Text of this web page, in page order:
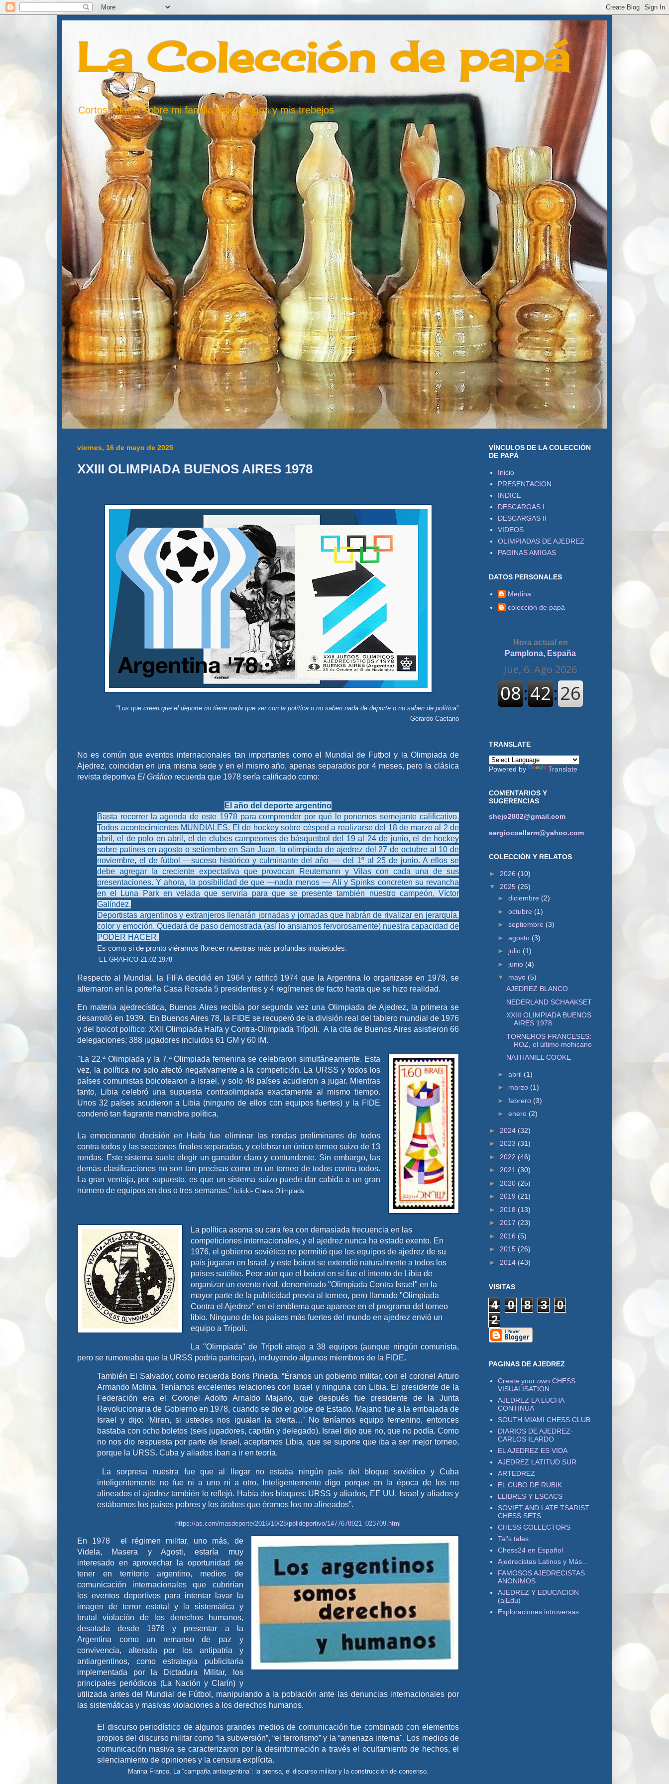
La Colección de papá
Cortos relatos sobre mi familia, mis amigos y mis trebejos
viernes, 16 de mayo de 2025
XXIII OLIMPIADA BUENOS AIRES 1978
"Los que creen que el deporte no tiene nada que ver con la política o no saben nada de deporte o no saben de política"
Gerardo Caetano
No es común que eventos internacionales tan importantes como el Mundial de Futbol y la Olimpiada de
Ajedrez, coincidan en una misma sede y en el mismo año, apenas separados por 4 meses, pero la clásica
revista deportiva El Gráfico recuerda que 1978 sería calificado como:
El año del deporte argentino
Basta recorrer la agenda de este 1978 para comprender por qué le ponemos semejante calificativo.
Todos acontecimientos MUNDIALES. El de hockey sobre césped a realizarse del 18 de marzo al 2 de
abril, el de polo en abril, el de clubes campeones de básquetbol del 19 al 24 de junio, el de hockey
sobre patines en agosto o setiembre en San Juan, la olimpíada de ajedrez del 27 de octubre al 10 de
noviembre, el de fútbol —suceso histórico y culminante del año — del 1º al 25 de junio. A ellos se
debe agregar la creciente expectativa que provocan Reutemann y Vilas con cada una de sus
presentaciones. Y ahora, la posibilidad de que —nada menos — Alí y Spinks concreten su revancha
en el Luna Park en velada que serviría para que se presente también nuestro campeón, Víctor
Galíndez.
Deportistas argentinos y extranjeros llenarán jornadas y jomadas que habrán de rivalizar en jerarquía,
color y emoción. Quedará de paso demostrada (así lo ansiamos fervorosamente) nuestra capacidad de
PODER HACER.
Es como si de pronto viéramos florecer nuestras más profundas inquietudes.
EL GRAFICO 21.02.1978
Respecto al Mundial, la FIFA decidió en 1964 y ratificó 1974 que la Argentina lo organizase en 1978, se
alternaron en la porteña Casa Rosada 5 presidentes y 4 regímenes de facto hasta que se hizo realidad.
En materia ajedrecística, Buenos Aires recibía por segunda vez una Olimpiada de Ajedrez, la primera se
desarrolló en 1939. En Buenos Aires 78, la FIDE se recuperó de la división real del tablero mundial de 1976
y del boicot político: XXII Olimpiada Haifa y Contra-Olimpiada Trípoli. A la cita de Buenos Aires asistieron 66
delegaciones; 388 jugadores incluidos 61 GM y 60 IM.
"La 22.ª Olimpiada y la 7.ª Olimpiada femenina se celebraron simultáneamente. Esta
vez, la política no solo afectó negativamente a la competición. La URSS y todos los
países comunistas boicotearon a Israel, y solo 48 países acudieron a jugar. Mientras
tanto, Libia celebró una supuesta contraolimpiada exactamente al mismo tiempo.
Unos 32 países acudieron a Libia (ninguno de ellos con equipos fuertes) y la FIDE
condenó tan flagrante maniobra política.
La emocionante decisión en Haifa fue eliminar las rondas preliminares de todos
contra todos y las secciones finales separadas, y celebrar un único torneo suizo de 13
rondas. Este sistema suele elegir un ganador claro y contundente. Sin embargo, las
demás clasificaciones no son tan precisas como en un torneo de todos contra todos.
La gran ventaja, por supuesto, es que un sistema suizo puede dar cabida a un gran
número de equipos en dos o tres semanas." Iclicki- Chess Olimpiads
La política asoma su cara fea con demasiada frecuencia en las
competiciones internacionales, y el ajedrez nunca ha estado exento. En
1976, el gobierno soviético no permitió que los equipos de ajedrez de su
país jugaran en Israel, y este boicot se extendió naturalmente a todos los
países satélite. Peor aún que el boicot en sí fue el intento de Libia de
organizar un evento rival, denominado "Olimpiada Contra Israel" en la
mayor parte de la publicidad previa al torneo, pero llamado "Olimpiada
Contra el Ajedrez" en el emblema que aparece en el programa del torneo
libio. Ninguno de los países más fuertes del mundo en ajedrez envió un
equipo a Trípoli.
La "Olimpiada" de Trípoli atrajo a 38 equipos (aunque ningún comunista,
pero se rumoreaba que la URSS podría participar), incluyendo algunos miembros de la FIDE.
También El Salvador, como recuerda Boris Pineda. “Éramos un gobierno militar, con el coronel Arturo
Armando Molina. Teníamos excelentes relaciones con Israel y ninguna con Libia. El presidente de la
Federación era el Coronel Adolfo Arnaldo Majano, que después fue presidente de la Junta
Revolucionaria de Gobierno en 1978, cuando se dio el golpe de Estado. Majano fue a la embajada de
Israel y dijo: ‘Miren, si ustedes nos igualan la oferta…’ No teníamos equipo femenino, entonces
bastaba con ocho boletos (seis jugadores, capitán y delegado). Israel dijo que no, que no podía. Como
no nos dio respuesta por parte de Israel, aceptamos Libia, que se supone que iba a ser mejor torneo,
porque la URSS. Cuba y aliados iban a ir en teoría.
La sorpresa nuestra fue que al llegar no estaba ningún país del bloque soviético y Cuba
inteligentemente no fue ni a uno ni a otro. Inteligentemente digo porque en la época de los no
alineados el ajedrez también lo reflejó. Había dos bloques: URSS y aliados, EE UU, Israel y aliados y
estábamos los países pobres y los árabes que éramos los no alineados”.
https://as.com/masdeporte/2016/10/28/polideportivo/1477678921_023709.html
En 1978 el régimen militar, uno más, de
Videla, Masera y Agosti, estaría muy
interesado en aprovechar la oportunidad de
tener en territorio argentino, medios de
comunicación internacionales que cubrirían
los eventos deportivos para intentar lavar la
imagen de terror estatal y la sistemática y
brutal violación de los derechos humanos,
desatada desde 1976 y presentar a la
Argentina como un remanso de paz y
convivencia, alterada por los antipatria y
antiargentinos, como estrategia publicitaria
implementada por la Dictadura Militar, los
principales periódicos (La Nación y Clarín) y
utilizada antes del Mundial de Fútbol, manipulando a la población ante las denuncias internacionales por
las sistemáticas y masivas violaciones a los derechos humanos.
El discurso periodístico de algunos grandes medios de comunicación fue combinado con elementos
propios del discurso militar como “la subversión”, “el terrorismo” y la “amenaza interna". Los medios de
comunicación masiva se caracterizaron por la desinformación a través el ocultamiento de hechos, el
silenciamiento de opiniones y la censura explícita.
Marina Franco, La “campaña antiargentina”: la prensa, el discurso militar y la construcción de consenso.
VÍNCULOS DE LA COLECCIÓN
DE PAPÁ
Inicio
PRESENTACION
INDICE
DESCARGAS I
DESCARGAS II
VIDEOS
OLIMPIADAS DE AJEDREZ
PAGINAS AMIGAS
DATOS PERSONALES
Medina
colección de papá
Hora actual en
Pamplona, España
TRANSLATE
Powered by Translate
COMENTARIOS Y
SUGERENCIAS
shejo2802@gmail.com
sergiocoellarm@yahoo.com
COLECCIÓN Y RELATOS
► 2026 (10)
▼ 2025 (26)
► diciembre (2)
► octubre (1)
► septiembre (3)
► agosto (3)
► julio (1)
► junio (4)
▼ mayo (5)
AJEDREZ BLANCO
NEDERLAND SCHAAKSET
XXIII OLIMPIADA BUENOS
AIRES 1978
TORNEROS FRANCESES:
ROZ, el último mohicano
NATHANIEL COOKE
► abril (1)
► marzo (1)
► febrero (3)
► enero (2)
► 2024 (32)
► 2023 (31)
► 2022 (46)
► 2021 (30)
► 2020 (25)
► 2019 (21)
► 2018 (13)
► 2017 (23)
► 2016 (5)
► 2015 (26)
► 2014 (43)
VISITAS
4 0 8 3
0
2
PAGINAS DE AJEDREZ
Create your own CHESS
VISUALISATION
AJEDREZ LA LUCHA
CONTINUA
SOUTH MIAMI CHESS CLUB
DIARIOS DE AJEDREZ-
CARLOS ILARDO
EL AJEDREZ ES VIDA
AJEDREZ LATITUD SUR
ARTEDREZ
EL CUBO DE RUBIK
LLIBRES Y ESCACS
SOVIET AND LATE TSARIST
CHESS SETS
CHESS COLLECTORS
Tal's tales
Chess24 en Español
Ajedrecistas Latinos y Más...
FAMOSOS AJEDRECISTAS
ANONIMOS
AJEDREZ Y EDUCACION
(ajEdu)
Exploraciones introversas